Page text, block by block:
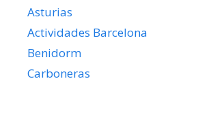
Asturias
Actividades Barcelona
Benidorm
Carboneras